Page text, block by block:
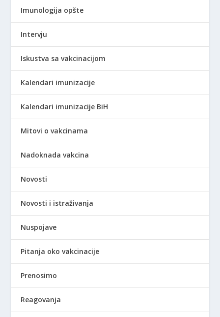
Imunologija opšte
Intervju
Iskustva sa vakcinacijom
Kalendari imunizacije
Kalendari imunizacije BiH
Mitovi o vakcinama
Nadoknada vakcina
Novosti
Novosti i istraživanja
Nuspojave
Pitanja oko vakcinacije
Prenosimo
Reagovanja